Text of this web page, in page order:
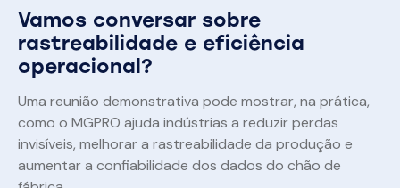
Vamos conversar sobre
rastreabilidade e eficiência
operacional?
Uma reunião demonstrativa pode mostrar, na prática,
como o MGPRO ajuda indústrias a reduzir perdas
invisíveis, melhorar a rastreabilidade da produção e
aumentar a confiabilidade dos dados do chão de